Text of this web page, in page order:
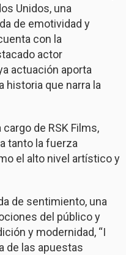
Unidos, una
de emotividad y
con la
actor
actuación aporta
historia que narra la
de RSK Films,
tanto la fuerza
el alto nivel artístico y
de sentimiento, una
del público y
y modernidad, “I
de las apuestas